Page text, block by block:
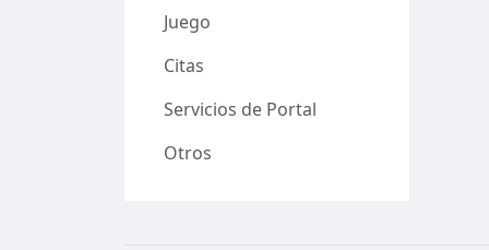
Juego
Citas
Servicios de Portal
Otros